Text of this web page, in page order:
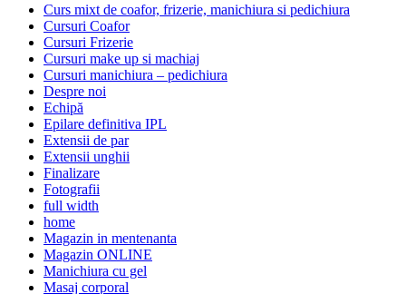
Curs mixt de coafor, frizerie, manichiura si pedichiura
Cursuri Coafor
Cursuri Frizerie
Cursuri make up si machiaj
Cursuri manichiura – pedichiura
Despre noi
Echipă
Epilare definitiva IPL
Extensii de par
Extensii unghii
Finalizare
Fotografii
full width
home
Magazin in mentenanta
Magazin ONLINE
Manichiura cu gel
Masaj corporal